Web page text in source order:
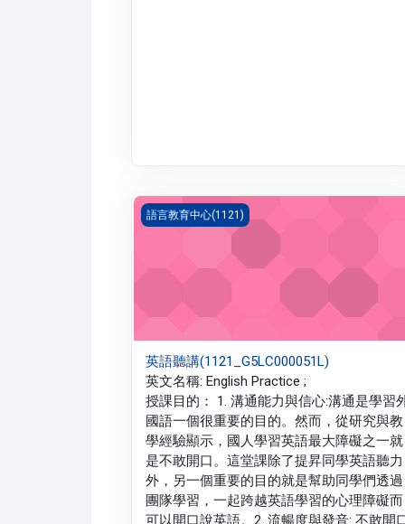
英語聽講(1121_G5LC000051L)
語言教育中心(1121)
英語聽講(1121_G5LC000051L)
英文名稱: English Practice ;
授課目的： 1. 溝通能力與信心:溝通是學習
國語一個很重要的目的。然而，從研究與教
學經驗顯示，國人學習英語最大障礙之一就
是不敢開口。這堂課除了提昇同學英語聽力
外，另一個重要的目的就是幫助同學們透過
團隊學習，一起跨越英語學習的心理障礙而
可以開口說英語。2. 流暢度與發音: 不敢開